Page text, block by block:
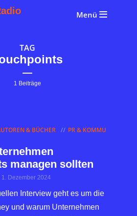
Menü
TAG
1 Beiträge
& BÜCHER
PR & KOMMU
managen sollten
1. Dezember 2024
Interview geht es um die
und warum Unternehmen